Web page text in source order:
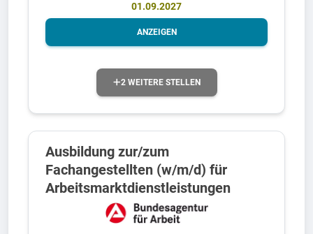
01.09.2027
ANZEIGEN
2 WEITERE STELLEN
Ausbildung zur/zum
Fachangestellten (w/m/d) für
Arbeitsmarktdienstleistungen